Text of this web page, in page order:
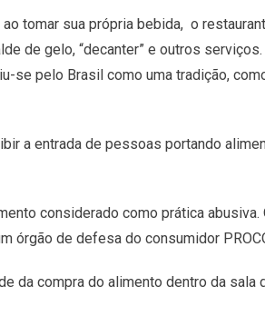
tomar sua própria bebida, o
de gelo, “decanter” e outros
se pelo Brasil como uma tradição,
a entrada de pessoas portando
considerado como prática
órgão de defesa do consumidor
da compra do alimento dentro da